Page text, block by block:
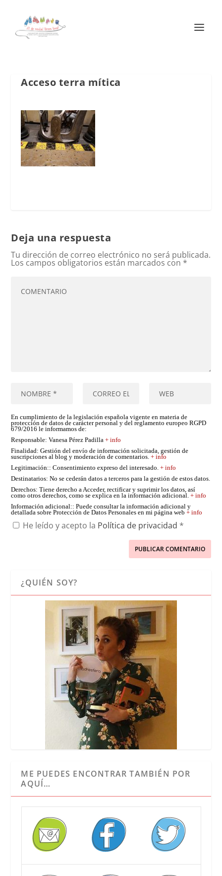
Acceso terra mítica
Deja una respuesta
Tu dirección de correo electrónico no será publicada.
Los campos obligatorios están marcados con *
En cumplimiento de la legislación española vigente en materia de
protección de datos de carácter personal y del reglamento europeo RGPD
679/2016 le informamos de:
Responsable: Vanesa Pérez Padilla+ info
Finalidad: Gestión del envío de información solicitada, gestión de
suscripciones al blog y moderación de comentarios.+ info
Legitimación:: Consentimiento expreso del interesado.+ info
Destinatarios: No se cederán datos a terceros para la gestión de estos datos.
Derechos: Tiene derecho a Acceder, rectificar y suprimir los datos, así
como otros derechos, como se explica en la información adicional.+ info
Información adicional:: Puede consultar la información adicional y
detallada sobre Protección de Datos Personales en mi página web+ info
He leído y acepto la Política de privacidad *
¿QUIÉN SOY?
ME PUEDES ENCONTRAR TAMBIÉN POR
AQUÍ…